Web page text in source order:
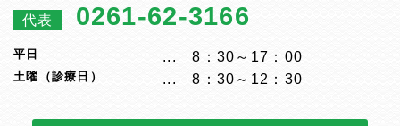
代表 0261-62-3166
平日 8：30～17：00
土曜（診療日） 8：30～12：30